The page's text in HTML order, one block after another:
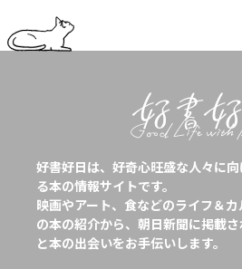
好書好日は、好奇心旺盛な人々に
る本の情報サイトです。
映画やアート、食などのライフ＆
の本の紹介から、朝日新聞に掲載
と本の出会いをお手伝いします。